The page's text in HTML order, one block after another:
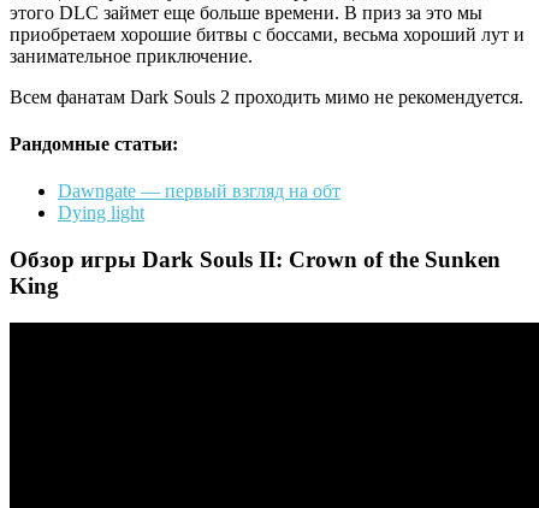
этого DLC займет еще больше времени. В приз за это мы
приобретаем хорошие битвы с боссами, весьма хороший лут и
занимательное приключение.
Всем фанатам Dark Souls 2 проходить мимо не рекомендуется.
Рандомные статьи:
Dawngate — первый взгляд на обт
Dying light
Обзор игры Dark Souls II: Crown of the Sunken
King